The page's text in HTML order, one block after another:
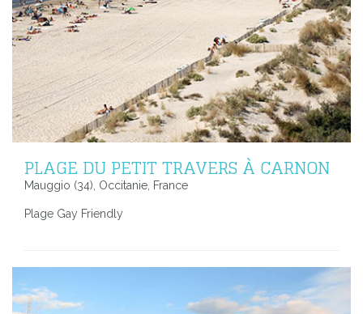
PLAGE DU PETIT TRAVERS À CARNON
Mauggio (34), Occitanie, France
Plage Gay Friendly